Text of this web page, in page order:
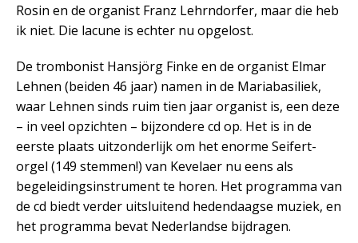
Rosin en de organist Franz Lehrndorfer, maar die heb
ik niet. Die lacune is echter nu opgelost.
De trombonist Hansjörg Finke en de organist Elmar
Lehnen (beiden 46 jaar) namen in de Mariabasiliek,
waar Lehnen sinds ruim tien jaar organist is, een deze
– in veel opzichten – bijzondere cd op. Het is in de
eerste plaats uitzonderlijk om het enorme Seifert-
orgel (149 stemmen!) van Kevelaer nu eens als
begeleidingsinstrument te horen. Het programma van
de cd biedt verder uitsluitend hedendaagse muziek, en
het programma bevat Nederlandse bijdragen.